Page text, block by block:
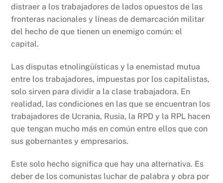
distraer a los trabajadores de lados opuestos de las
fronteras nacionales y líneas de demarcación militar
del hecho de que tienen un enemigo común: el
capital.
Las disputas etnolingüísticas y la enemistad mutua
entre los trabajadores, impuestas por los capitalistas,
solo sirven para dividir a la clase trabajadora. En
realidad, las condiciones en las que se encuentran los
trabajadores de Ucrania, Rusia, la RPD y la RPL hacen
que tengan mucho más en común entre ellos que con
sus gobernantes y empresarios.
Este solo hecho significa que hay una alternativa. Es
deber de los comunistas luchar de palabra y obra por